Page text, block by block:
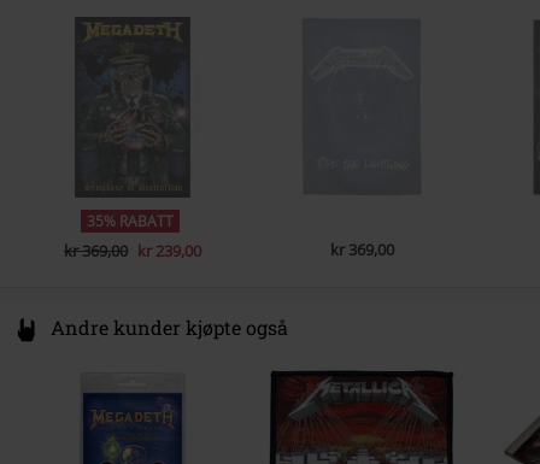
D07 Dublin
EUAR@ie.ia-net.com
35% RABATT
kr 369,00 kr 239,00 kr 369,00
Andre kunder kjøpte også